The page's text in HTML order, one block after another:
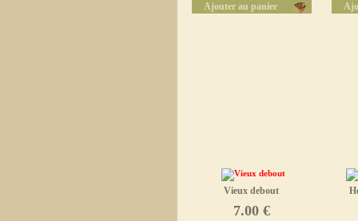
Ajouter au panier
Vieux debout
7.00 €